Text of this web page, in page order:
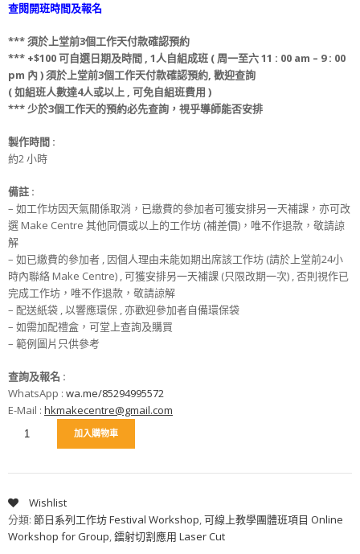
查閱開班時間及報名
***須於上堂前3個工作天付款確認預約
*** +$100可自選日期及時間 , 1人自組成班 ( 周一至六 11 : 00 am – 9 : 00
pm 內 )須於上堂前3個工作天付款確認預約, 歡迎查詢
(如組班人數達4人或以上 , 可免自組班費用 )
*** 少於3個工作天的預約必先查詢，視乎導師能否安排
製作時間 :
約2 小時
備註 :
– 如工作坊因天氣關係取消，已繳費的參加者可獲安排另一天補課，亦可改
選 Make Centre 其他同價或以上的工作坊 (補差價)，唯不作退款，敬請諒
解
– 如已繳費的參加者 , 因個人理由未能如期出席該工作坊 (請於上堂前24小
時內聯絡 Make Centre) , 可獲安排另一天補課 (只限改期一次) , 否則視作已
完成工作坊，唯不作退款，敬請諒解
– 配送紙袋 , 以響應環保 , 亦歡迎參加者自備環保袋
– 如需加配禮盒，可堂上查詢及購買
– 範例圖片只供參考
查詢及報名 :
WhatsApp : wa.me/85294995572
E-Mail : hkmakecentre@gmail.com
加入購物車
Wishlist
分類: 節日系列工作坊 Festival Workshop,可線上教學團體班項目 Online
Workshop for Group,鐳射切割應用 Laser Cut